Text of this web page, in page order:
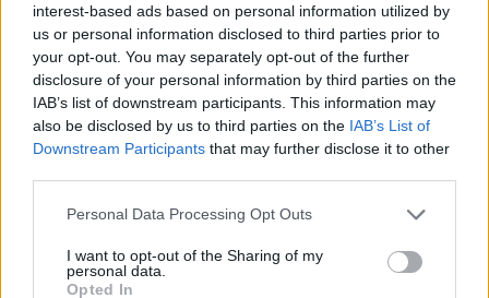
interest-based ads based on personal information utilized by
us or personal information disclosed to third parties prior to
your opt-out. You may separately opt-out of the further
disclosure of your personal information by third parties on the
IAB’s list of downstream participants. This information may
also be disclosed by us to third parties on the IAB’s List of
Downstream Participants that may further disclose it to other
Please note that this website/app uses one or more Google
not limited to your visit or usage behaviour. You may click to
grant or deny consent to Google and its third-party tags to
Personal Data Processing Opt Outs
I want to opt-out of the Sharing of my
personal data.
Opted In
Patkánykirályt, 1989-ben a Jézus krisztus születését, 1992-
ben az Elefántcsordát.
A Heliáne a swifti utazóregény és szatirikus, szürreális
utópia hagyományát elevenítette fel, Az őrző könyve (1948)
nagyívű történetfilozófiai parabola, melyben baloldali
az ötvenes évek Magyarországának kíméletlen tablója is. A
Köpönyeg sors (Juliánosz ifjúsága, 1985) ókori témájú,
történelminek álcázott lélekrajzi regény, mely szabadon